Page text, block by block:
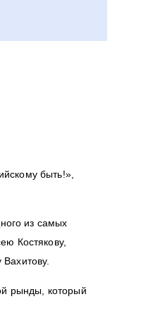
быть!»,
из самых
Костякову,
рынды, который